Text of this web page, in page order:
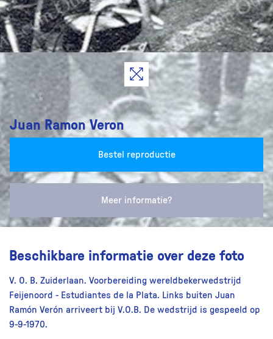
Juan Ramon Veron
Bestel reproductie
Meer informatie?
Beschikbare informatie over deze foto
V. O. B. Zuiderlaan. Voorbereiding wereldbekerwedstrijd
Feijenoord - Estudiantes de la Plata. Links buiten Juan
Ramón Verón arriveert bij V.O.B. De wedstrijd is gespeeld op
9-9-1970.